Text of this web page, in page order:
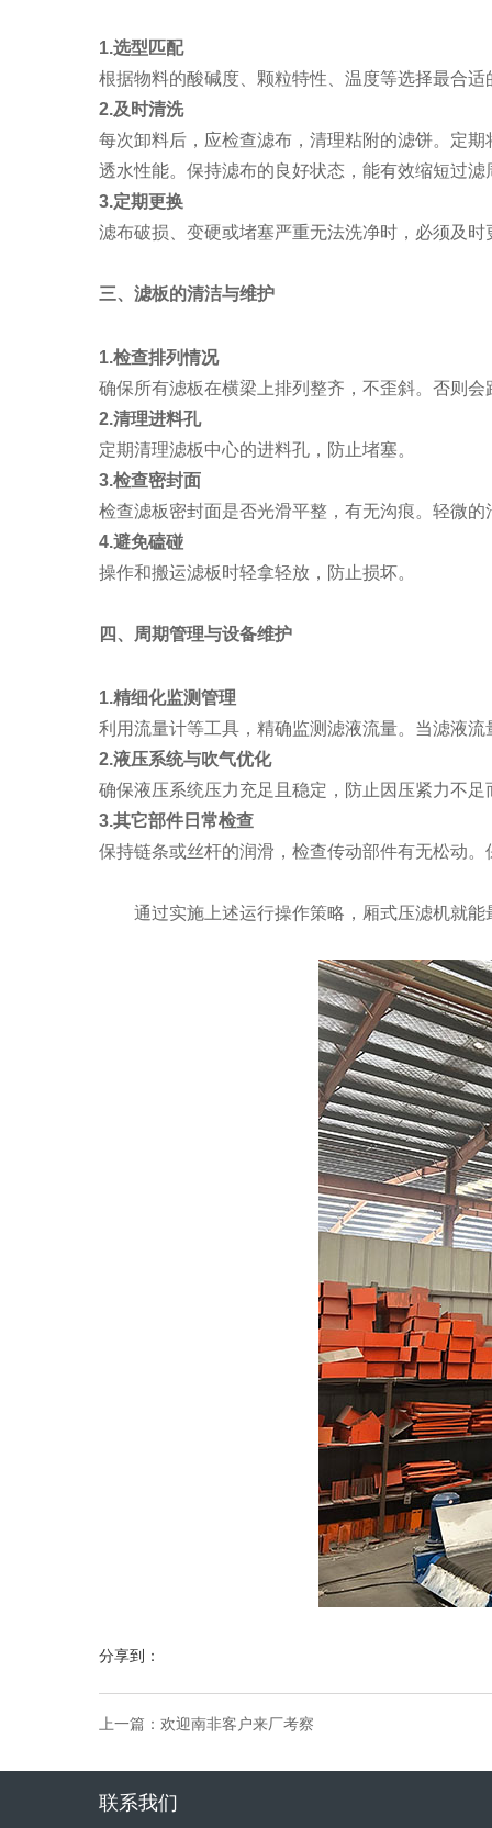
1.选型匹配
根据物料的酸碱度、颗粒特性、温度等选择最合
2.及时清洗
每次卸料后，应检查滤布，清理粘附的滤饼。定
透水性能。保持滤布的良好状态，能有效缩短过滤
3.定期更换
滤布破损、变硬或堵塞严重无法洗净时，必须及
三、滤板的清洁与维护
1.检查排列情况
确保所有滤板在横梁上排列整齐，不歪斜。否则
2.清理进料孔
定期清理滤板中心的进料孔，防止堵塞。
3.检查密封面
检查滤板密封面是否光滑平整，有无沟痕。轻微
4.避免磕碰
操作和搬运滤板时轻拿轻放，防止损坏。
四、周期管理与设备维护
1.精细化监测管理
利用流量计等工具，精确监测滤液流量。当滤液
2.液压系统与吹气优化
确保液压系统压力充足且稳定，防止因压紧力不
3.其它部件日常检查
保持链条或丝杆的润滑，检查传动部件有无松动
通过实施上述运行操作策略，厢式压滤机就能
分享到：
上一篇： 欢迎南非客户来厂考察
联系我们